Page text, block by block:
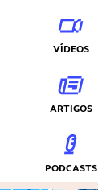
VÍDEOS
ARTIGOS
PODCASTS